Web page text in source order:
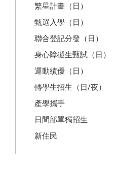
繁星計畫（日）
甄選入學（日）
聯合登記分發（日）
身心障礙生甄試（日）
運動績優（日）
轉學生招生（日/夜）
產學攜手
日間部單獨招生
新住民